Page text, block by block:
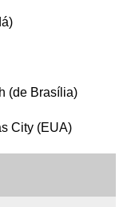
(de Brasília)
City (EUA)